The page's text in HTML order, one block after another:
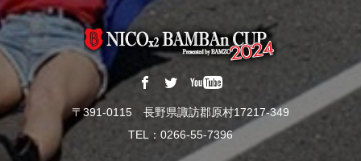
〒391-0115 長野県諏訪郡原村17217-349
TEL：0266-55-7396